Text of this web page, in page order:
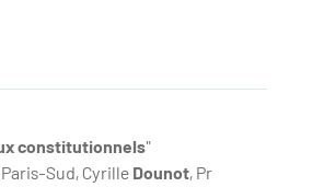
constitutionnels"
Sud, Cyrille Dounot, Pr